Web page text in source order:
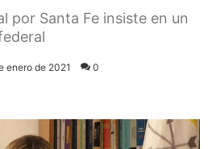
por Santa Fe insiste en un
enero de 2021 0